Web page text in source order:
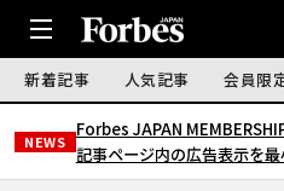
新着記事 人気記事 会員限
NEWS
Forbes JAPAN
記事ページ内の広告表示を